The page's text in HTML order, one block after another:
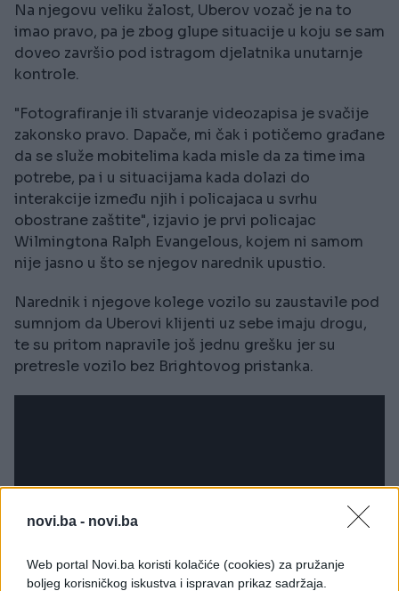
novi.ba - novi.ba
Web portal Novi.ba koristi kolačiće (cookies) za pružanje
boljeg korisničkog iskustva i ispravan prikaz sadržaja.
Na njegovu veliku žalost, Uberov vozač je na to
imao pravo, pa je zbog glupe situacije u koju se sam
doveo završio pod istragom djelatnika unutarnje
kontrole.
"Fotografiranje ili stvaranje videozapisa je svačije
zakonsko pravo. Dapače, mi čak i potičemo građane
da se služe mobitelima kada misle da za time ima
potrebe, pa i u situacijama kada dolazi do
interakcije između njih i policajaca u svrhu
obostrane zaštite", izjavio je prvi policajac
Wilmingtona Ralph Evangelous, kojem ni samom
nije jasno u što se njegov narednik upustio.
Narednik i njegove kolege vozilo su zaustavile pod
sumnjom da Uberovi klijenti uz sebe imaju drogu,
te su pritom napravile još jednu grešku jer su
pretresle vozilo bez Brightovog pristanka.